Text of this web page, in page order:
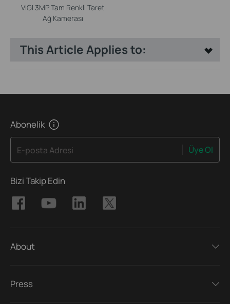
VIGI 3MP Tam Renkli Taret
Ağ Kamerası
This Article Applies to:
Abonelik
E-posta Adresi Üye Ol
Bizi Takip Edin
About
Press